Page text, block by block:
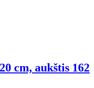
cm, aukštis 162